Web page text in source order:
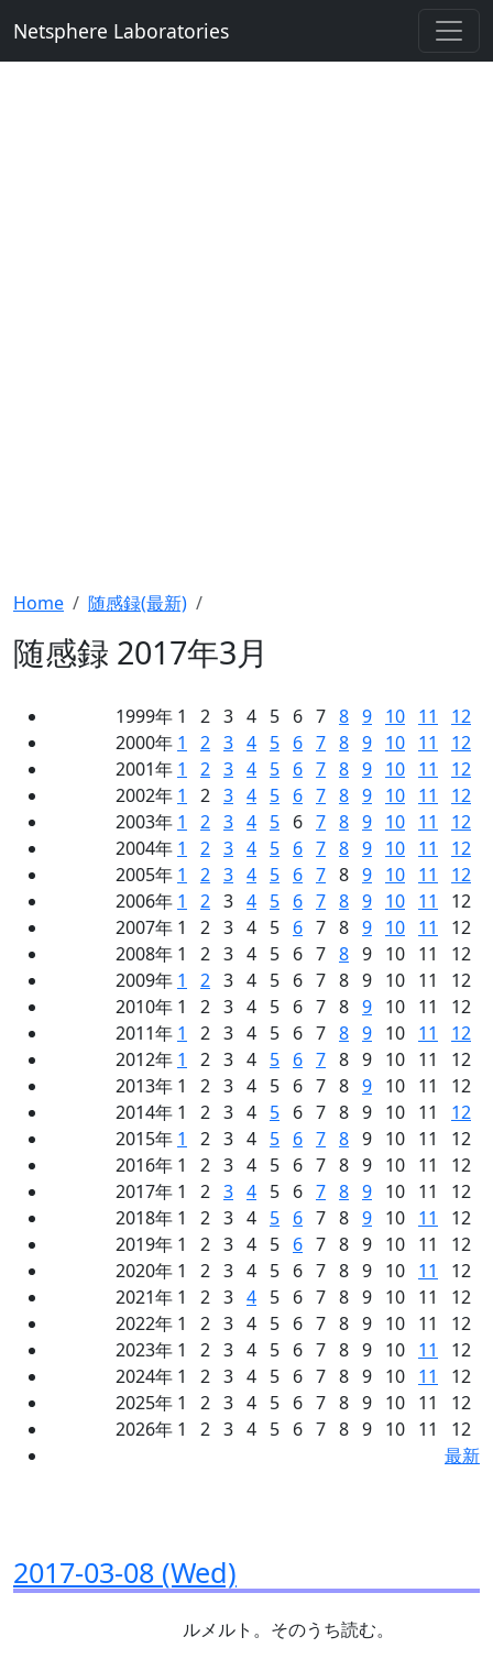
Netsphere Laboratories
Home 随感録(最新)
随感録 2017年3月
1999年 1 2 3 4 5 6 7 8 9 10 11
12
2000年 1 2 3 4 5 6 7 8 9 10 11
12
2001年 1 2 3 4 5 6 7 8 9 10 11
12
2002年 1 2 3 4 5 6 7 8 9 10 11
12
2003年 1 2 3 4 5 6 7 8 9 10 11
12
2004年 1 2 3 4 5 6 7 8 9 10 11
12
2005年 1 2 3 4 5 6 7 8 9 10 11
12
2006年 1 2 3 4 5 6 7 8 9 10 11
12
2007年 1 2 3 4 5 6 7 8 9 10 11
12
2008年 1 2 3 4 5 6 7 8 9 10 11 12
2009年 1 2 3 4 5 6 7 8 9 10 11 12
2010年 1 2 3 4 5 6 7 8 9 10 11 12
2011年 1 2 3 4 5 6 7 8 9 10 11
12
2012年 1 2 3 4 5 6 7 8 9 10 11 12
2013年 1 2 3 4 5 6 7 8 9 10 11 12
2014年 1 2 3 4 5 6 7 8 9 10 11 12
2015年 1 2 3 4 5 6 7 8 9 10 11 12
2016年 1 2 3 4 5 6 7 8 9 10 11 12
2017年 1 2 3 4 5 6 7 8 9 10 11 12
2018年 1 2 3 4 5 6 7 8 9 10 11
12
2019年 1 2 3 4 5 6 7 8 9 10 11 12
2020年 1 2 3 4 5 6 7 8 9 10 11
12
2021年 1 2 3 4 5 6 7 8 9 10 11 12
2022年 1 2 3 4 5 6 7 8 9 10 11 12
2023年 1 2 3 4 5 6 7 8 9 10 11
12
2024年 1 2 3 4 5 6 7 8 9 10 11
12
2025年 1 2 3 4 5 6 7 8 9 10 11 12
2026年 1 2 3 4 5 6 7 8 9 10 11 12
最新
2017-03-08 (Wed)
ルメルト。そのうち読む。